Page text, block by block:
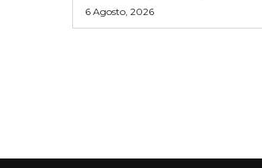
6 Agosto, 2026